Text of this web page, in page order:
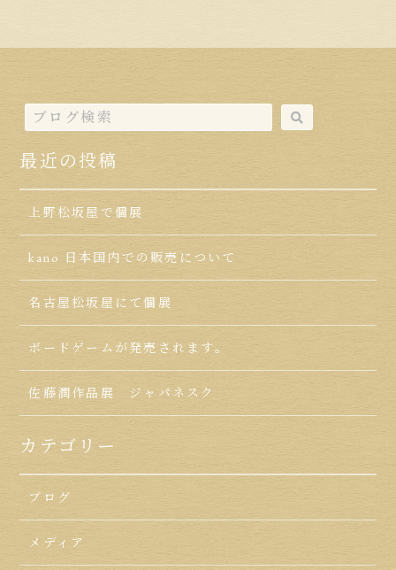
最近の投稿
上野松坂屋で個展
kano 日本国内での販売について
名古屋松坂屋にて個展
ボードゲームが発売されます。
佐藤潤作品展 ジャパネスク
カテゴリー
ブログ
メディア